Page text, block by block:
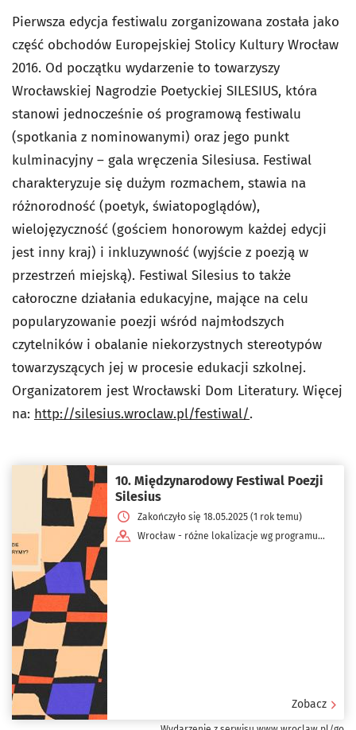
Pierwsza edycja festiwalu zorganizowana została jako
część obchodów Europejskiej Stolicy Kultury Wrocław
2016. Od początku wydarzenie to towarzyszy
Wrocławskiej Nagrodzie Poetyckiej SILESIUS, która
stanowi jednocześnie oś programową festiwalu
(spotkania z nominowanymi) oraz jego punkt
kulminacyjny – gala wręczenia Silesiusa. Festiwal
charakteryzuje się dużym rozmachem, stawia na
różnorodność (poetyk, światopoglądów),
wielojęzyczność (gościem honorowym każdej edycji
jest inny kraj) i inkluzywność (wyjście z poezją w
przestrzeń miejską). Festiwal Silesius to także
całoroczne działania edukacyjne, mające na celu
popularyzowanie poezji wśród najmłodszych
czytelników i obalanie niekorzystnych stereotypów
towarzyszących jej w procesie edukacji szkolnej.
Organizatorem jest Wrocławski Dom Literatury. Więcej
na: http://silesius.wroclaw.pl/festiwal/.
10. Międzynarodowy Festiwal Poezji
Silesius
Zakończyło się 18.05.2025 (1 rok temu)
Wrocław - różne lokalizacje wg programu
Zobacz